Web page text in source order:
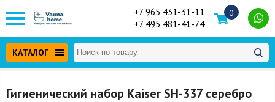
+7 965 431-31-11
+7 495 481-41-74
0
КАТАЛОГ
Гигиенический набор Kaiser SH-337 серебро